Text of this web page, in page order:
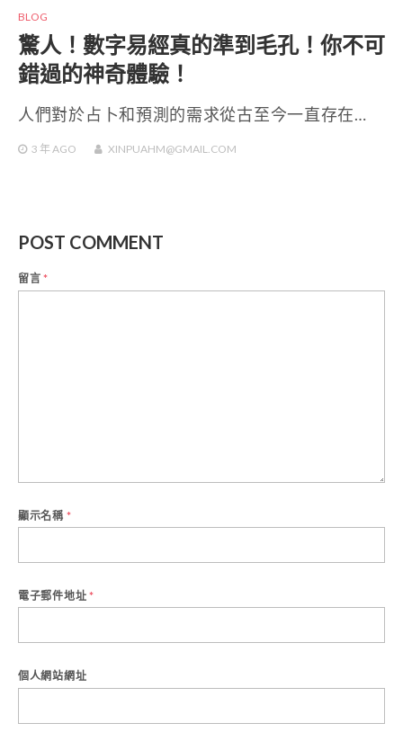
BLOG
驚人！數字易經真的準到毛孔！你不可
錯過的神奇體驗！
人們對於占卜和預測的需求從古至今一直存在…
3 年AGO XINPUAHM@GMAIL.COM
POST COMMENT
留言*
顯示名稱 *
電子郵件地址 *
個人網站網址